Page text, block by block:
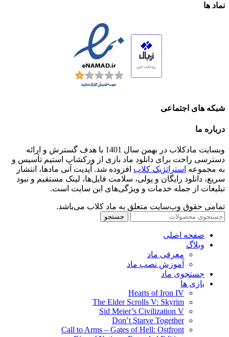
نماد ها
شبکه های اجتماعی
درباره ما
وبسایت مادکلاب در بهمن سال 1401 با هدف گسترش و ارائه
دسترسی راحت برای دانلود ماد بازی از ورکشاپ استیم تأسیس و
به مجموعه استراتژیک کلاب افزوده شد. آپدیت آنی مادها، انتشار
سریع، دانلود رایگان و پولی، سلامت فایل‌ها، لینک مستقیم و نبود
تبلیغات از جمله خدمات و ویژگی‌های این سایت است.
تمامی حقوق وب‌سایت متعلق به ماد کلاب می‌باشد.
جستجو
صفحه اصلی
وبلاگ
معرفی ماد
آموزش نصب ماد
جستجوی ماد
بازی ها
Hearts of Iron IV
The Elder Scrolls V: Skyrim
Sid Meier’s Civilization V
Don’t Starve Together
Call to Arms – Gates of Hell: Ostfront